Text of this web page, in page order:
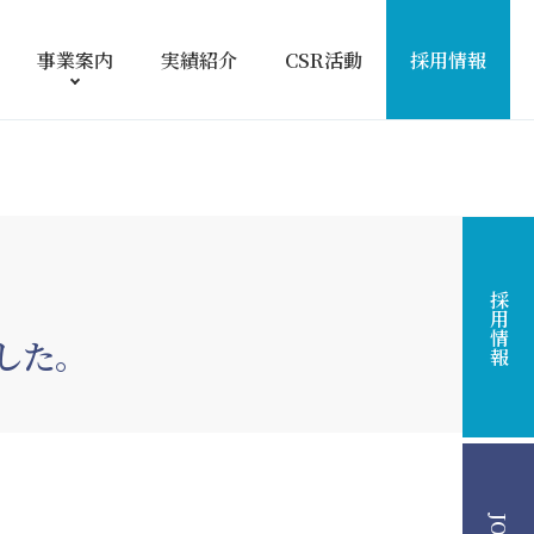
事業案内 実績紹介 CSR活動 採用情報
採用情報
。